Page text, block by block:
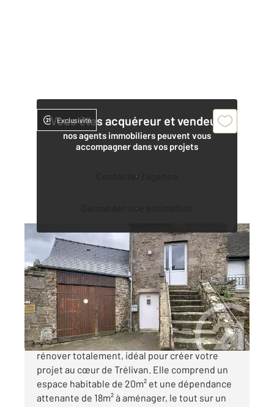
Vous êtes acquéreur et vendeur,
nos agents immobiliers peuvent vous
accompagner dans vos projets
Contacter l'agence
Demander une estimation
Exclusivité
TRELIVAN 22
38 m2, 2 pièces
Ref : 21761
Maison à vendre
70 000 €
CENTURY 21 Agence de Bretagne : Maison à
rénover totalement, idéal pour créer votre
projet au cœur de Trélivan. Elle comprend un
espace habitable de 20m² et une dépendance
attenante de 18m² à aménager, le tout sur un